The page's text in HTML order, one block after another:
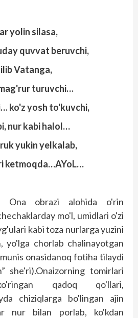
yolin silasa,
quvvat beruvchi,
Vatanga,
turuvchi…
ko'z yosh to'kuvchi,
nur kabi halol…
yukin yelkalab,
ketmoqda…AYoL…
Ona obrazi alohida o'rin
mo'l, umidlari o'zi
kabi toza nurlarga yuzini
yo'lga chorlab chalinayotgan
onasidanoq fotiha tilaydi
she'ri).Onaizorning tomirlari
qadoq qo'llari,
chiziqlarga bo'lingan ajin
nur bilan porlab, ko'kdan